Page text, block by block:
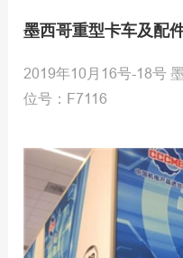
墨西哥重型卡车及配
2019年10月16号-18号 墨
位号：F7116